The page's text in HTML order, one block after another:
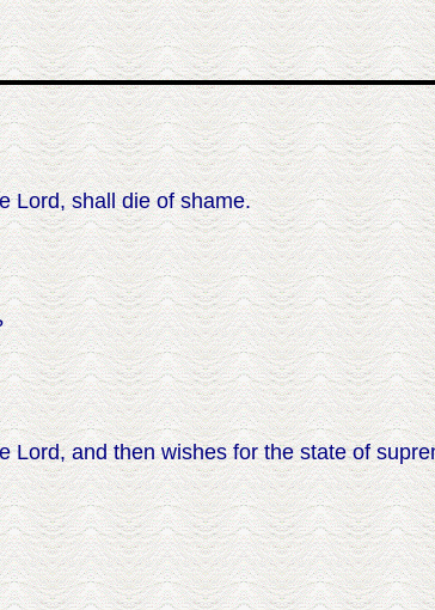
Lord, shall die of shame.
Lord, and then wishes for the state of